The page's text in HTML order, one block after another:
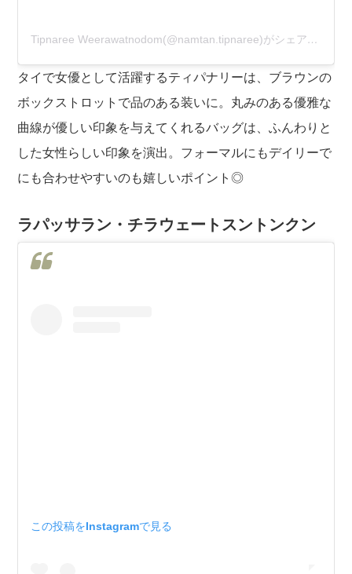
Tipnaree Weerawatnodom(@namtan.tipnaree)がシェアした投稿
タイで女優として活躍するティパナリーは、ブラウンの
ボックストロットで品のある装いに。丸みのある優雅な
曲線が優しい印象を与えてくれるバッグは、ふんわりと
した女性らしい印象を演出。フォーマルにもデイリーで
にも合わせやすいのも嬉しいポイント◎
ラパッサラン・チラウェートスントンクン
この投稿をInstagramで見る